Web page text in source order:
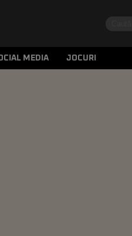
MEDIA JOCURI